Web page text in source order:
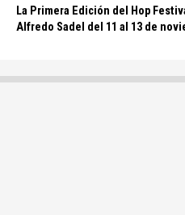
La Primera Edición del Hop
Alfredo Sadel del 11 al 13 de